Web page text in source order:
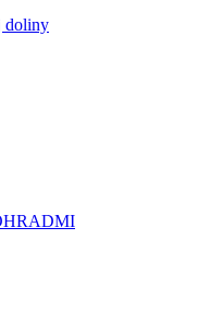
doliny